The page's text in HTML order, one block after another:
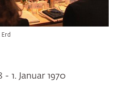
- 1. Januar 1970